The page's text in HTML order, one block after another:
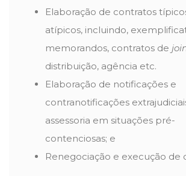
Elaboração de contratos
atípicos, incluindo,
memorandos, contratos de
distribuição, agência etc.
Elaboração de notificações e
contranotificações
assessoria em situações pré-
contenciosas; e
Renegociação e execução de